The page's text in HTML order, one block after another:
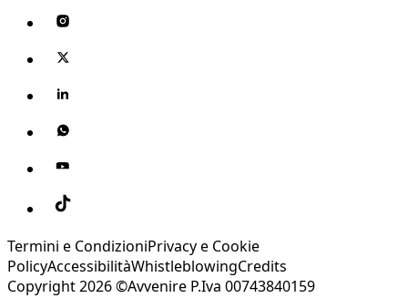
Termini e CondizioniPrivacy e Cookie
PolicyAccessibilitàWhistleblowingCredits
Copyright 2026 ©Avvenire P.Iva 00743840159